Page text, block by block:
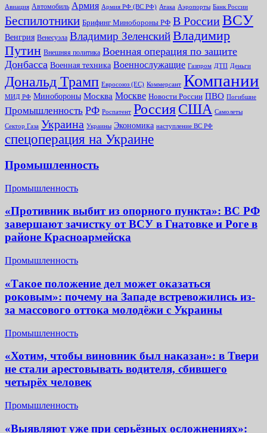
Авиация Автомобиль Армия Армия РФ (ВС РФ) Атака Аэропорты Банк России
Беспилотники Брифинг Минобороны РФ В России ВСУ
Венгрия Венесуэла Владимир ЗеленскийВладимир
Путин Внешняя политика Военная операция по защите
Донбасса Военная техника Военнослужащие Газпром ДТП Деньги
Дональд Трамп Евросоюз (ЕС) Коммерсант Компании
МИД РФ Минобороны Москва Москве Новости России ПВО Погибшие
Промышленность РФ Роспатент РоссияСША Самолеты
Сектор Газа Украина Украины Экономика наступление ВС РФ
спецоперация на Украине
Промышленность
Промышленность
«Противник выбит из опорного пункта»: ВС РФ
завершают зачистку от ВСУ в Гнатовке и Роге в
районе Красноармейска
Промышленность
«Такое положение дел может оказаться
роковым»: почему на Западе встревожились из-
за массового оттока молодёжи с Украины
Промышленность
«Хотим, чтобы виновник был наказан»: в Твери
не стали арестовывать водителя, сбившего
четырёх человек
Промышленность
«Выявляют уже при серьёзных осложнениях»: